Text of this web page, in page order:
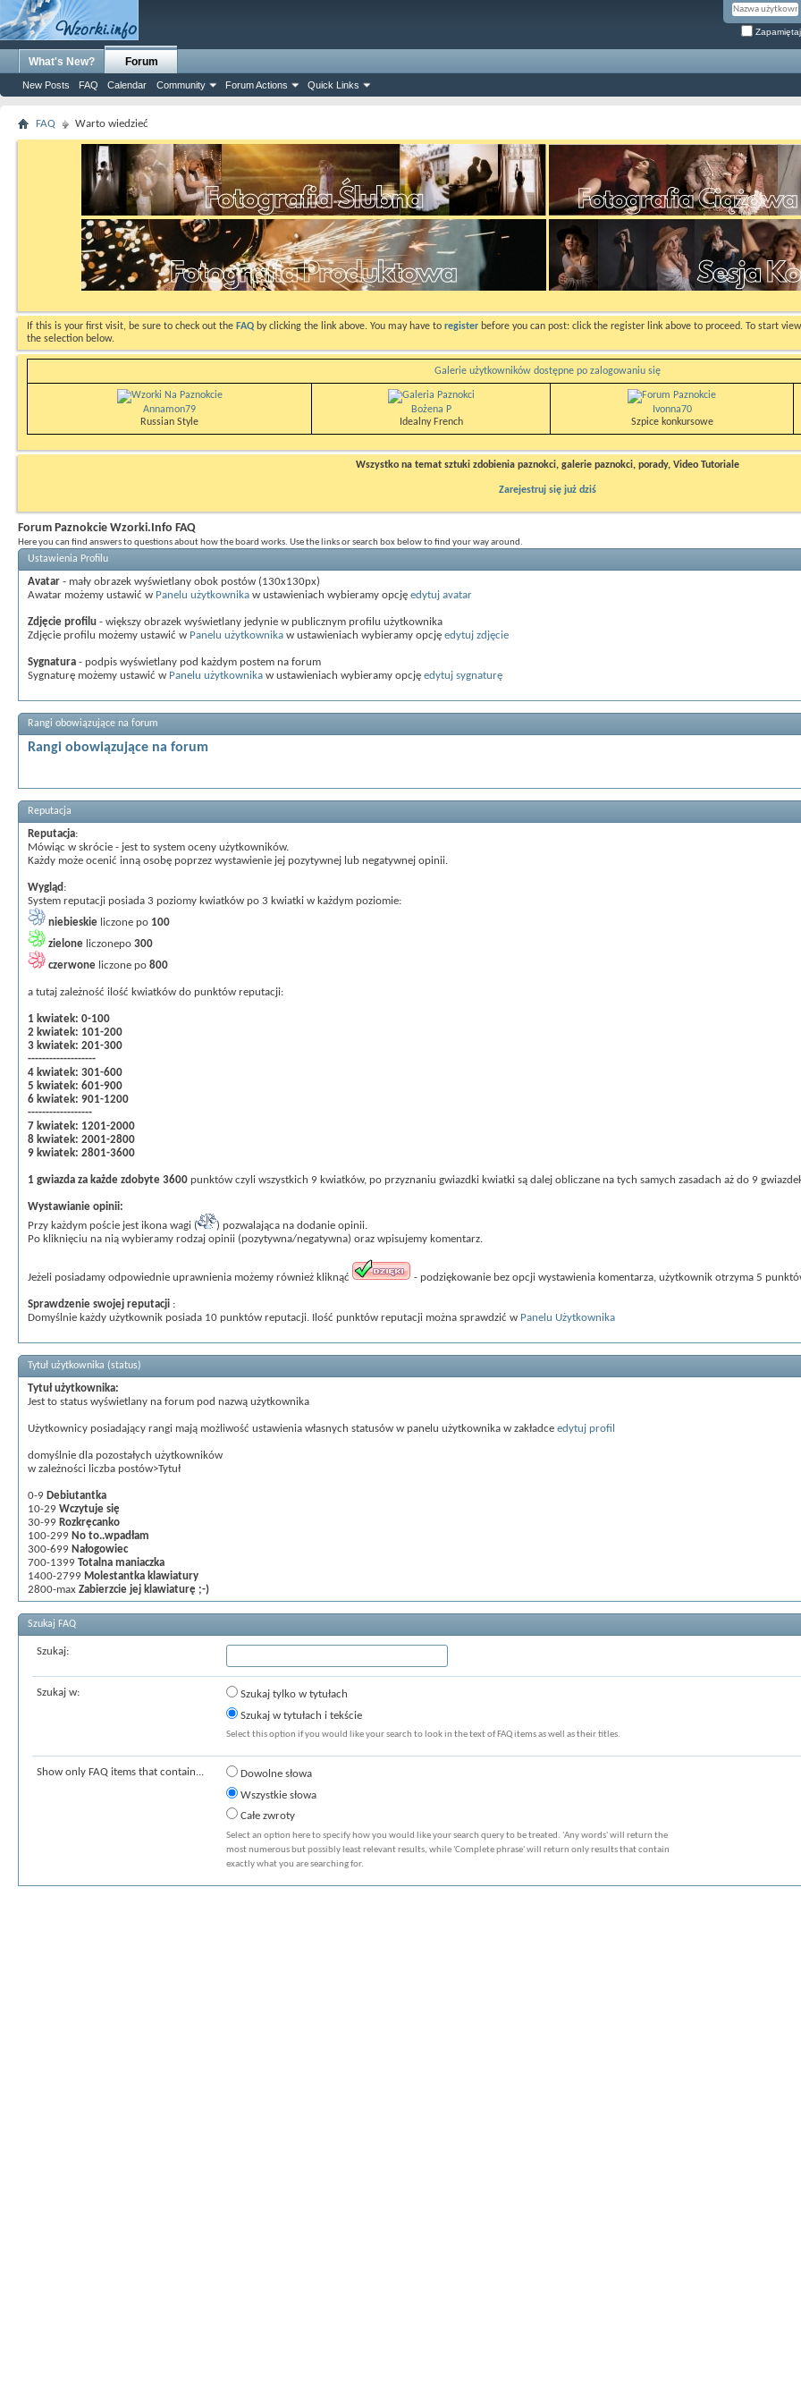
What's New? Forum
New Posts FAQ Calendar Community Forum Actions Quick Links
FAQ Warto wiedzieć
If this is your first visit, be sure to check out the FAQ by clicking the link above. You may have to register before you can post: click the register link above to proceed. To start
the selection below.
Galerie użytkowników dostępne po zalogowaniu się
Annamon79
Russian Style
Bożena P
Idealny French
Ivonna70
Szpice konkursowe
Wszystko na temat sztuki zdobienia paznokci, galerie paznokci, porady, Video Tutoriale
Zarejestruj się już dziś
Forum Paznokcie Wzorki.Info FAQ
Here you can find answers to questions about how the board works. Use the links or search box below to find your way around.
Ustawienia Profilu
Avatar - mały obrazek wyświetlany obok postów (130x130px)
Awatar możemy ustawić w Panelu użytkownika w ustawieniach wybieramy opcję edytuj avatar
Zdjęcie profilu - większy obrazek wyświetlany jedynie w publicznym profilu użytkownika
Zdjęcie profilu możemy ustawić w Panelu użytkownika w ustawieniach wybieramy opcję edytuj zdjęcie
Sygnatura - podpis wyświetlany pod każdym postem na forum
Sygnaturę możemy ustawić w Panelu użytkownika w ustawieniach wybieramy opcję edytuj sygnaturę
Rangi obowiązujące na forum
Rangi obowiązujące na forum
Reputacja
Reputacja:
Mówiąc w skrócie - jest to system oceny użytkowników.
Każdy może ocenić inną osobę poprzez wystawienie jej pozytywnej lub negatywnej opinii.
Wygląd :
System reputacji posiada 3 poziomy kwiatków po 3 kwiatki w każdym poziomie:
niebieskie liczone po 100
zielone liczonepo 300
czerwone liczone po 800
a tutaj zależność ilość kwiatków do punktów reputacji:
1 kwiatek: 0-100
2 kwiatek: 101-200
3 kwiatek: 201-300
-------------------
4 kwiatek: 301-600
5 kwiatek: 601-900
6 kwiatek: 901-1200
------------------
7 kwiatek: 1201-2000
8 kwiatek: 2001-2800
9 kwiatek: 2801-3600
1 gwiazda za każde zdobyte 3600 punktów czyli wszystkich 9 kwiatków, po przyznaniu gwiazdki kwiatki są dalej obliczane na tych samych zasadach aż do 9
Wystawianie opinii:
Przy każdym poście jest ikona wagi (
) pozwalająca na dodanie opinii.
Po kliknięciu na nią wybieramy rodzaj opinii (pozytywna/negatywna) oraz wpisujemy komentarz.
Jeżeli posiadamy odpowiednie uprawnienia możemy również kliknąć - podziękowanie bez opcji wystawienia komentarza, użytkownik otrzyma 5
Sprawdzenie swojej reputacji :
Domyślnie każdy użytkownik posiada 10 punktów reputacji. Ilość punktów reputacji można sprawdzić w Panelu Użytkownika
Tytuł użytkownika (status)
Tytuł użytkownika:
Jest to status wyświetlany na forum pod nazwą użytkownika
Użytkownicy posiadający rangi mają możliwość ustawienia własnych statusów w panelu użytkownika w zakładce edytuj profil
domyślnie dla pozostałych użytkowników
w zależności liczba postów>Tytuł
0-9 Debiutantka
10-29 Wczytuje się
30-99 Rozkręcanko
100-299 No to..wpadłam
300-699 Nałogowiec
700-1399 Totalna maniaczka
1400-2799 Molestantka klawiatury
2800-max Zabierzcie jej klawiaturę ;-)
Szukaj FAQ
Szukaj:
Szukaj w:
Szukaj tylko w tytułach
Szukaj w tytułach i tekście
Select this option if you would like your search to look in the text of FAQ items as well as their titles.
Show only FAQ items that contain...
Dowolne słowa
Wszystkie słowa
Całe zwroty
Select an option here to specify how you would like your search query to be treated. 'Any words' will return the
most numerous but possibly least relevant results, while 'Complete phrase' will return only results that contain
exactly what you are searching for.